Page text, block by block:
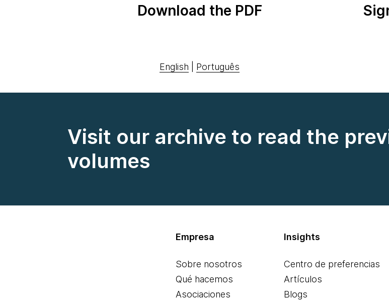
Download the PDF
English Português
Visit our archive to read the
volumes
Empresa
Sobre nosotros
Qué hacemos
Asociaciones
Insights
Centro de preferencias
Artículos
Blogs